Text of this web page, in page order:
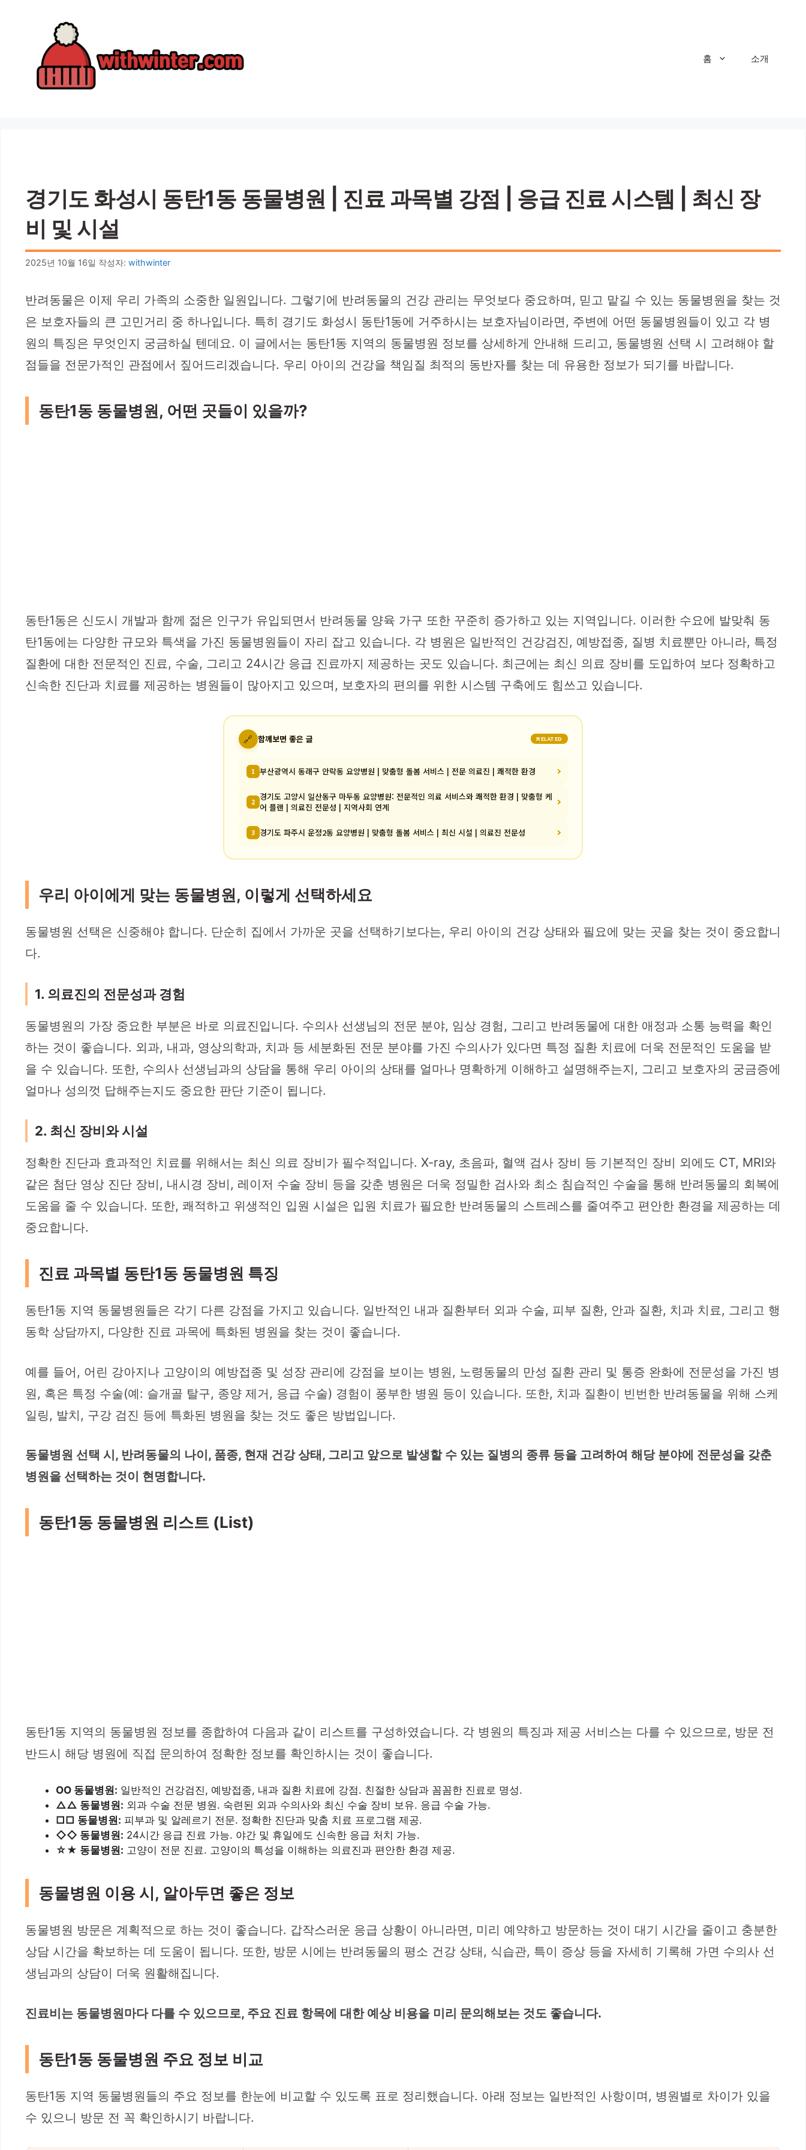
홈 소개
경기도 화성시 동탄1동 동물병원 | 진료 과목별 강점 | 응급 진료 시스템 | 최신 장
비 및 시설
2025년 10월 16일 작성자: withwinter
반려동물은 이제 우리 가족의 소중한 일원입니다. 그렇기에 반려동물의 건강 관리는 무엇보다 중요하며, 믿고 맡길 수 있는 동물병원을 찾는 것
은 보호자들의 큰 고민거리 중 하나입니다. 특히 경기도 화성시 동탄1동에 거주하시는 보호자님이라면, 주변에 어떤 동물병원들이 있고 각 병
원의 특징은 무엇인지 궁금하실 텐데요. 이 글에서는 동탄1동 지역의 동물병원 정보를 상세하게 안내해 드리고, 동물병원 선택 시 고려해야 할
점들을 전문가적인 관점에서 짚어드리겠습니다. 우리 아이의 건강을 책임질 최적의 동반자를 찾는 데 유용한 정보가 되기를 바랍니다.
동탄1동 동물병원, 어떤 곳들이 있을까?
동탄1동은 신도시 개발과 함께 젊은 인구가 유입되면서 반려동물 양육 가구 또한 꾸준히 증가하고 있는 지역입니다. 이러한 수요에 발맞춰 동
탄1동에는 다양한 규모와 특색을 가진 동물병원들이 자리 잡고 있습니다. 각 병원은 일반적인 건강검진, 예방접종, 질병 치료뿐만 아니라, 특정
질환에 대한 전문적인 진료, 수술, 그리고 24시간 응급 진료까지 제공하는 곳도 있습니다. 최근에는 최신 의료 장비를 도입하여 보다 정확하고
신속한 진단과 치료를 제공하는 병원들이 많아지고 있으며, 보호자의 편의를 위한 시스템 구축에도 힘쓰고 있습니다.
🔗 함께보면 좋은 글 RELATED
1 부산광역시 동래구 안락동 요양병원 | 맞춤형 돌봄 서비스 | 전문 의료진 | 쾌적한 환경
2 경기도 고양시 일산동구 마두동 요양병원: 전문적인 의료 서비스와 쾌적한 환경 | 맞춤형 케
어 플랜 | 의료진 전문성 | 지역사회 연계
3 경기도 파주시 운정2동 요양병원 | 맞춤형 돌봄 서비스 | 최신 시설 | 의료진 전문성
우리 아이에게 맞는 동물병원, 이렇게 선택하세요
동물병원 선택은 신중해야 합니다. 단순히 집에서 가까운 곳을 선택하기보다는, 우리 아이의 건강 상태와 필요에 맞는 곳을 찾는 것이 중요합니
다.
1. 의료진의 전문성과 경험
동물병원의 가장 중요한 부분은 바로 의료진입니다. 수의사 선생님의 전문 분야, 임상 경험, 그리고 반려동물에 대한 애정과 소통 능력을 확인
하는 것이 좋습니다. 외과, 내과, 영상의학과, 치과 등 세분화된 전문 분야를 가진 수의사가 있다면 특정 질환 치료에 더욱 전문적인 도움을 받
을 수 있습니다. 또한, 수의사 선생님과의 상담을 통해 우리 아이의 상태를 얼마나 명확하게 이해하고 설명해주는지, 그리고 보호자의 궁금증에
얼마나 성의껏 답해주는지도 중요한 판단 기준이 됩니다.
2. 최신 장비와 시설
정확한 진단과 효과적인 치료를 위해서는 최신 의료 장비가 필수적입니다. X-ray, 초음파, 혈액 검사 장비 등 기본적인 장비 외에도 CT, MRI와
같은 첨단 영상 진단 장비, 내시경 장비, 레이저 수술 장비 등을 갖춘 병원은 더욱 정밀한 검사와 최소 침습적인 수술을 통해 반려동물의 회복에
도움을 줄 수 있습니다. 또한, 쾌적하고 위생적인 입원 시설은 입원 치료가 필요한 반려동물의 스트레스를 줄여주고 편안한 환경을 제공하는 데
중요합니다.
진료 과목별 동탄1동 동물병원 특징
동탄1동 지역 동물병원들은 각기 다른 강점을 가지고 있습니다. 일반적인 내과 질환부터 외과 수술, 피부 질환, 안과 질환, 치과 치료, 그리고 행
동학 상담까지, 다양한 진료 과목에 특화된 병원을 찾는 것이 좋습니다.
예를 들어, 어린 강아지나 고양이의 예방접종 및 성장 관리에 강점을 보이는 병원, 노령동물의 만성 질환 관리 및 통증 완화에 전문성을 가진 병
원, 혹은 특정 수술(예: 슬개골 탈구, 종양 제거, 응급 수술) 경험이 풍부한 병원 등이 있습니다. 또한, 치과 질환이 빈번한 반려동물을 위해 스케
일링, 발치, 구강 검진 등에 특화된 병원을 찾는 것도 좋은 방법입니다.
동물병원 선택 시, 반려동물의 나이, 품종, 현재 건강 상태, 그리고 앞으로 발생할 수 있는 질병의 종류 등을 고려하여 해당 분야에 전문성을 갖춘
병원을 선택하는 것이 현명합니다.
동탄1동 동물병원 리스트 (List)
동탄1동 지역의 동물병원 정보를 종합하여 다음과 같이 리스트를 구성하였습니다. 각 병원의 특징과 제공 서비스는 다를 수 있으므로, 방문 전
반드시 해당 병원에 직접 문의하여 정확한 정보를 확인하시는 것이 좋습니다.
OO 동물병원: 일반적인 건강검진, 예방접종, 내과 질환 치료에 강점. 친절한 상담과 꼼꼼한 진료로 명성.
△△ 동물병원: 외과 수술 전문 병원. 숙련된 외과 수의사와 최신 수술 장비 보유. 응급 수술 가능.
□□ 동물병원: 피부과 및 알레르기 전문. 정확한 진단과 맞춤 치료 프로그램 제공.
◇◇ 동물병원: 24시간 응급 진료 가능. 야간 및 휴일에도 신속한 응급 처치 가능.
☆★ 동물병원: 고양이 전문 진료. 고양이의 특성을 이해하는 의료진과 편안한 환경 제공.
동물병원 이용 시, 알아두면 좋은 정보
동물병원 방문은 계획적으로 하는 것이 좋습니다. 갑작스러운 응급 상황이 아니라면, 미리 예약하고 방문하는 것이 대기 시간을 줄이고 충분한
상담 시간을 확보하는 데 도움이 됩니다. 또한, 방문 시에는 반려동물의 평소 건강 상태, 식습관, 특이 증상 등을 자세히 기록해 가면 수의사 선
생님과의 상담이 더욱 원활해집니다.
진료비는 동물병원마다 다를 수 있으므로, 주요 진료 항목에 대한 예상 비용을 미리 문의해보는 것도 좋습니다.
동탄1동 동물병원 주요 정보 비교
동탄1동 지역 동물병원들의 주요 정보를 한눈에 비교할 수 있도록 표로 정리했습니다. 아래 정보는 일반적인 사항이며, 병원별로 차이가 있을
수 있으니 방문 전 꼭 확인하시기 바랍니다.